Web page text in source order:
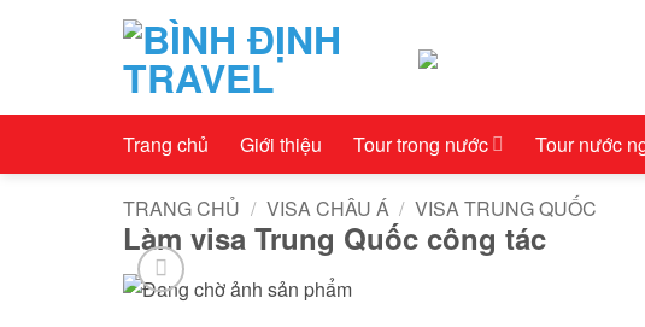
Trang chủ Giới thiệu Tour trong nước Tour nước
TRANG CHỦ / VISA CHÂU Á / VISA TRUNG QUỐC
Làm visa Trung Quốc công tác